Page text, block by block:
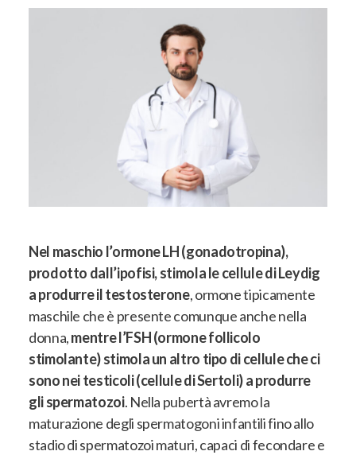
Nel maschio l’ormone LH (gonadotropina),
prodotto dall’ipofisi, stimola le cellule di Leydig
a produrre il testosterone, ormone tipicamente
maschile che è presente comunque anche nella
donna,mentre l’FSH (ormone follicolo
stimolante) stimola un altro tipo di cellule che ci
sono nei testicoli (cellule di Sertoli) a produrre
gli spermatozoi. Nella pubertà avremola
maturazione degli spermatogoni infantili fino allo
stadio di spermatozoi maturi, capaci di fecondare e